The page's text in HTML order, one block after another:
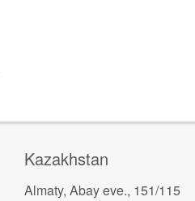
Kazakhstan
Almaty, Abay eve., 151/115